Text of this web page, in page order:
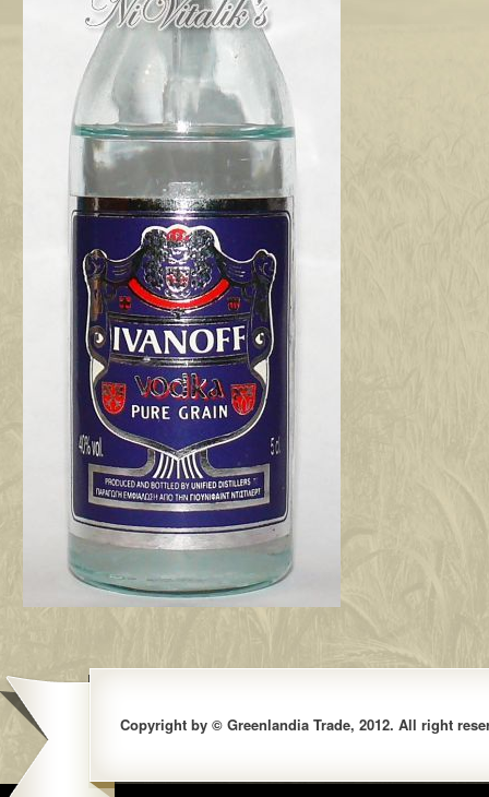
Copyright by © Greenlandia Trade, 2012. All right